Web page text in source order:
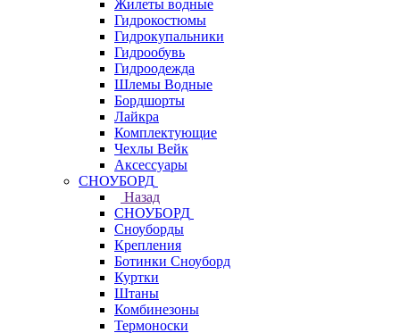
Жилеты водные
Гидрокостюмы
Гидрокупальники
Гидрообувь
Гидроодежда
Шлемы Водные
Бордшорты
Лайкра
Комплектующие
Чехлы Вейк
Аксессуары
СНОУБОРД
Назад
СНОУБОРД
Сноуборды
Крепления
Ботинки Сноуборд
Куртки
Штаны
Комбинезоны
Термоноски